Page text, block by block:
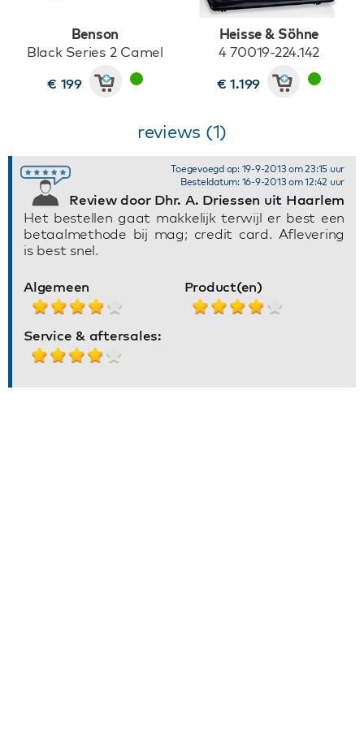
Benson
Black Series 2 Camel
€ 199
Heisse & Söhne
4 70019-224.142
€ 1.199
reviews (1)
Review door Dhr. A. Driessen uit Haarlem
Toegevoegd op: 19-9-2013 om 23:15 uur
Besteldatum: 16-9-2013 om 12:42 uur
Het bestellen gaat makkelijk terwijl er best een
betaalmethode bij mag; credit card. Aflevering
is best snel.
Algemeen Product(en)
Service & aftersales: